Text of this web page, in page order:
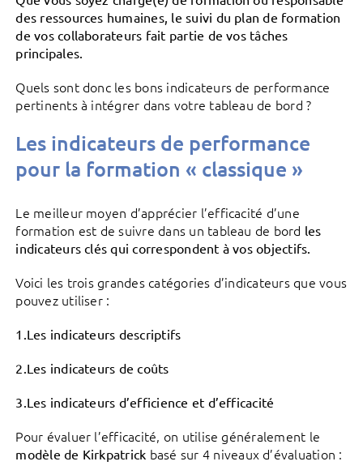
des ressources humaines, le suivi du plan de formation
de vos collaborateurs fait partie de vos tâches
principales.
Quels sont donc les bons indicateurs de performance
pertinents à intégrer dans votre tableau de bord ?
Les indicateurs de performance
pour la formation « classique »
Le meilleur moyen d’apprécier l’efficacité d’une
formation est de suivre dans un tableau de bord les
indicateurs clés qui correspondent à vos objectifs.
Voici les trois grandes catégories d’indicateurs que vous
pouvez utiliser :
1.Les indicateurs descriptifs
2.Les indicateurs de coûts
3.Les indicateurs d’efficience et d’efficacité
Pour évaluer l’efficacité, on utilise généralement le
modèle de Kirkpatrick basé sur 4 niveaux d’évaluation :